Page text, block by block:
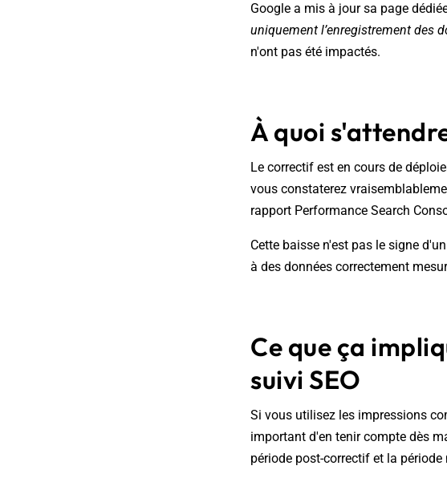
Google a mis à jour sa page
uniquement l’enregistrement des
n'ont pas été impactés.
À quoi
Le correctif est en cours de
vous constaterez
rapport Performance Search
Cette baisse n'est pas le signe
à des données correctement
Ce que ça
suivi SEO
Si vous utilisez les impressions
important d'en tenir compte dès
période post-correctif et la